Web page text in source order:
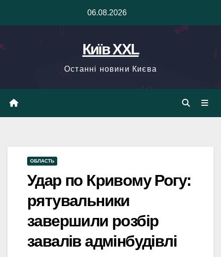
06.08.2026
Київ XXL
Останні новини Києва
ОБЛАСТЬ
Удар по Кривому Рогу:
рятувальники
завершили розбір
завалів адмінбудівлі